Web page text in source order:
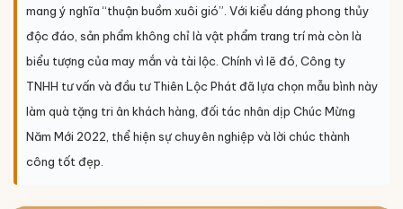
mang ý nghĩa “thuận buồm xuôi gió”. Với kiểu dáng phong thủy
độc đáo, sản phẩm không chỉ là vật phẩm trang trí mà còn là
biểu tượng của may mắn và tài lộc. Chính vì lẽ đó, Công ty
TNHH tư vấn và đầu tư Thiên Lộc Phát đã lựa chọn mẫu bình này
làm quà tặng tri ân khách hàng, đối tác nhân dịp Chúc Mừng
Năm Mới 2022, thể hiện sự chuyên nghiệp và lời chúc thành
công tốt đẹp.